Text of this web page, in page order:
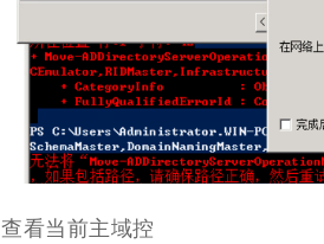
查看当前主域控